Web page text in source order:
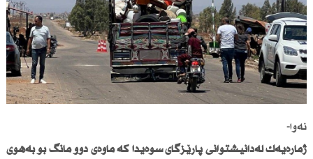
نەوا-
ژمارەیەك لەدانیشتوانی پارێزگای سوەیدا كە ماوەی دوو مانگ بو بەهۆی